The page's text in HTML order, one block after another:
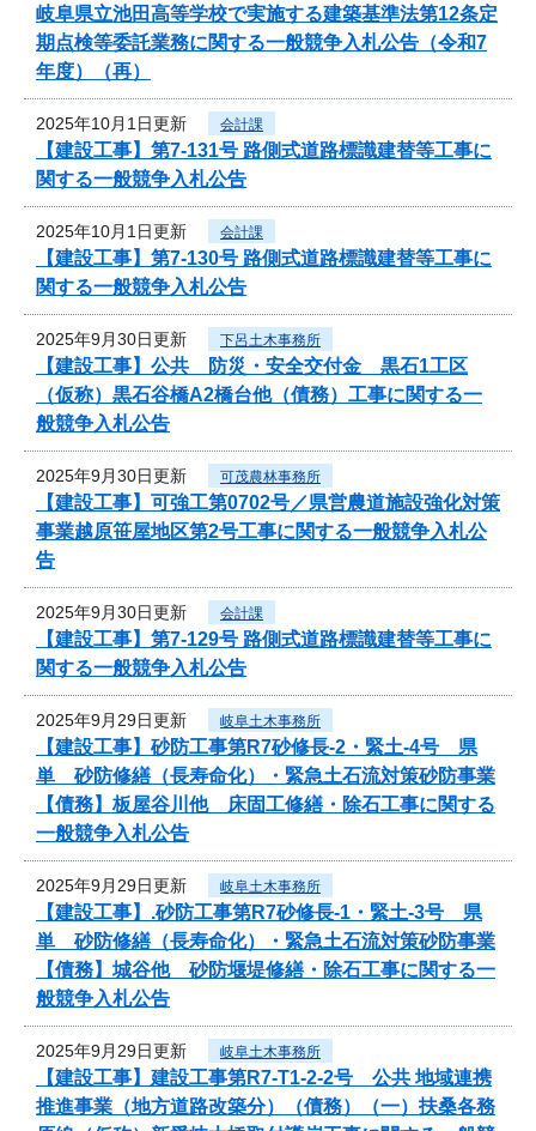
岐阜県立池田高等学校で実施する建築基準法第12条定
期点検等委託業務に関する一般競争入札公告（令和7
年度）（再）
2025年10月1日更新 会計課
【建設工事】第7-131号 路側式道路標識建替等工事に
関する一般競争入札公告
2025年10月1日更新 会計課
【建設工事】第7-130号 路側式道路標識建替等工事に
関する一般競争入札公告
2025年9月30日更新 下呂土木事務所
【建設工事】公共 防災・安全交付金 黒石1工区
（仮称）黒石谷橋A2橋台他（債務）工事に関する一
般競争入札公告
2025年9月30日更新 可茂農林事務所
【建設工事】可強工第0702号／県営農道施設強化対策
事業越原笹屋地区第2号工事に関する一般競争入札公
告
2025年9月30日更新 会計課
【建設工事】第7-129号 路側式道路標識建替等工事に
関する一般競争入札公告
2025年9月29日更新 岐阜土木事務所
【建設工事】砂防工事第R7砂修長-2・緊土-4号 県
単 砂防修繕（長寿命化）・緊急土石流対策砂防事業
【債務】板屋谷川他 床固工修繕・除石工事に関する
一般競争入札公告
2025年9月29日更新 岐阜土木事務所
【建設工事】.砂防工事第R7砂修長-1・緊土-3号 県
単 砂防修繕（長寿命化）・緊急土石流対策砂防事業
【債務】城谷他 砂防堰堤修繕・除石工事に関する一
般競争入札公告
2025年9月29日更新 岐阜土木事務所
【建設工事】建設工事第R7-T1-2-2号 公共 地域連携
推進事業（地方道路改築分）（債務）（一）扶桑各務